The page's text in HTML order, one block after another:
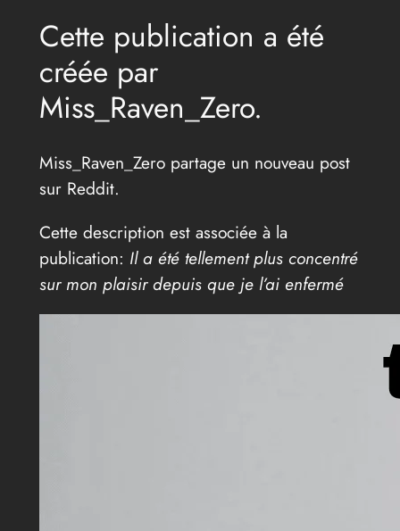
Cette publication a été
créée par
Miss_Raven_Zero.
Miss_Raven_Zero partage un nouveau post
sur Reddit.
Cette description est associée à la
publication: Il a été tellement plus concentré
sur mon plaisir depuis que je l’ai enfermé